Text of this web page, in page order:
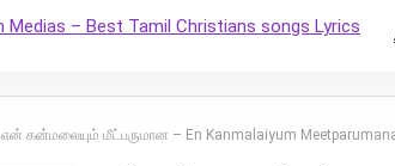
என் கன்மலையும் மீட்பருமான – En Kanmalaiyum